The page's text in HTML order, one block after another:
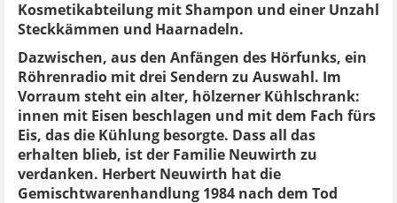
Kosmetikabteilung mit Shampon und einer Unzahl
Steckkämmen und Haarnadeln.
Dazwischen, aus den Anfängen des Hörfunks, ein
Röhrenradio mit drei Sendern zu Auswahl. Im
Vorraum steht ein alter, hölzerner Kühlschrank:
innen mit Eisen beschlagen und mit dem Fach fürs
Eis, das die Kühlung besorgte. Dass all das
erhalten blieb, ist der Familie Neuwirth zu
verdanken. Herbert Neuwirth hat die
Gemischtwarenhandlung 1984 nach dem Tod